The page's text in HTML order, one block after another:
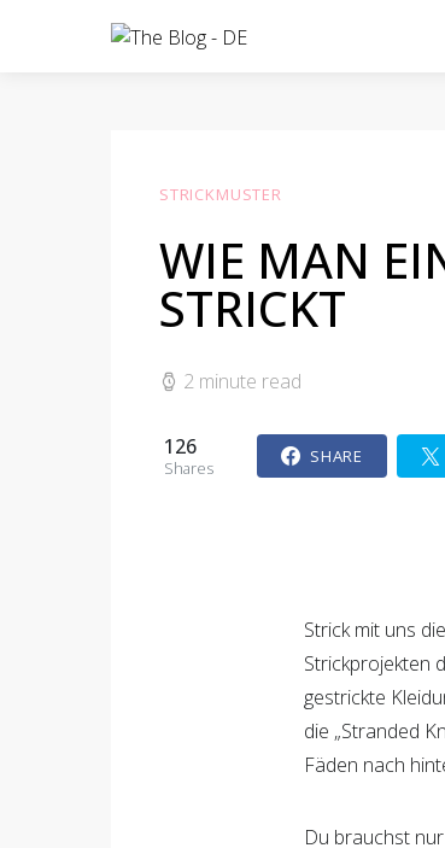
STRICKMUSTER
WIE MAN
STRICKT
2 minute read
126
Shares
SHARE
Strick mit uns
Strickprojekten
gestrickte
die „Stranded